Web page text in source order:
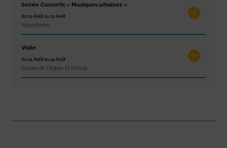
Soirée Concerts « Musiques urbaines »
du 13 Août au 13 Août
hippodrome
Visite
du 14 Août au 14 Août
Square de l'église St Evroult